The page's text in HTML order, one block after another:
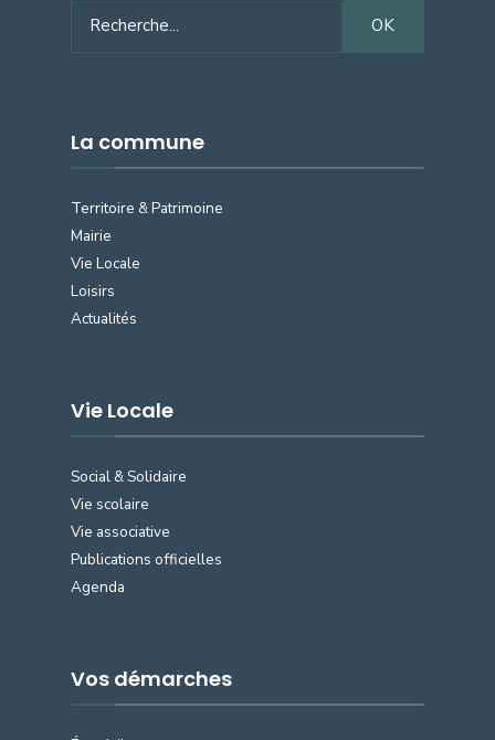
for:
OK
La commune
Territoire & Patrimoine
Mairie
Vie Locale
Loisirs
Actualités
Vie Locale
Social & Solidaire
Vie scolaire
Vie associative
Publications officielles
Agenda
Vos démarches